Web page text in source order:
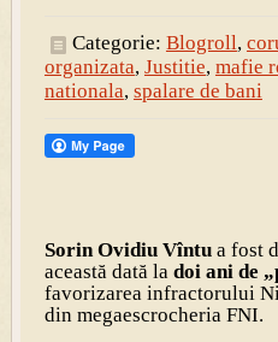
Categorie: Blogroll,
organizata, Justitie, mafie
nationala, spalare de bani
Sorin Ovidiu Vîntua fost
această dată ladoi ani de
favorizarea infractorului
din megaescrocheria FNI.